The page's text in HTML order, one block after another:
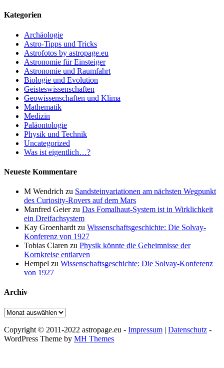
Kategorien
Archäologie
Astro-Tipps und Tricks
Astrofotos by astropage.eu
Astronomie für Einsteiger
Astronomie und Raumfahrt
Biologie und Evolution
Geisteswissenschaften
Geowissenschaften und Klima
Mathematik
Medizin
Paläontologie
Physik und Technik
Uncategorized
Was ist eigentlich…?
Neueste Kommentare
M Wendrich zu Sandsteinvariationen am nächsten Wegpunkt
des Curiosity-Rovers auf dem Mars
Manfred Geierzu Das Fomalhaut-System ist in Wirklichkeit
ein Dreifachsystem
Kay Groenhardt zu Wissenschaftsgeschichte: Die Solvay-
Konferenz von 1927
Tobias Claren zu Physik könnte die Geheimnisse der
Kornkreise entlarven
Hempel zu Wissenschaftsgeschichte: Die Solvay-Konferenz
von 1927
Archiv
Archiv
Copyright © 2011-2022 astropage.eu - Impressum | Datenschutz -
WordPress Theme by MH Themes